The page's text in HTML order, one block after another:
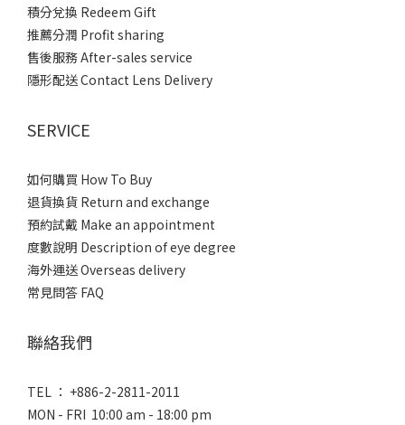
積分兌換 Redeem Gift
推薦分潤 Profit sharing
售後服務 After-sales service
隱形配送 Contact Lens Delivery
SERVICE
如何購買 How To Buy
退貨換貨 Return and exchange
預約試戴 Make an appointment
度數說明 Description of eye degree
海外運送 Overseas delivery
常見問答 FAQ
聯絡我們
TEL ： +886-2-2811-2011
MON - FRI 10:00 am - 18:00 pm